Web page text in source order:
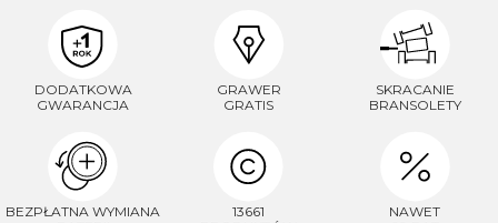
DODATKOWA
GWARANCJA
GRAWER
GRATIS
SKRACANIE
BRANSOLETY
BEZPŁATNA WYMIANA
13661
NAWET